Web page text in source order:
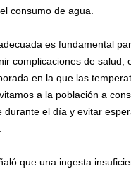
consumo de agua.
es fundamental
complicaciones de salud,
en la que las
a la población a
durante el día y evitar
que una ingesta